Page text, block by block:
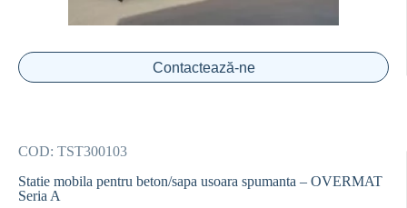
Contactează-ne
COD: TST300103
Statie mobila pentru beton/sapa usoara spumanta – OVERMAT
Seria A